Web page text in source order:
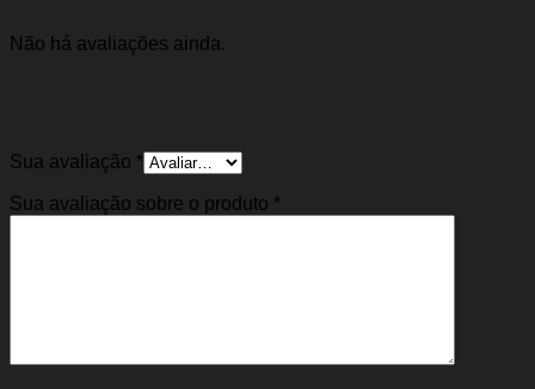
Não há avaliações ainda.
Sua avaliação *
Sua avaliação sobre o produto *